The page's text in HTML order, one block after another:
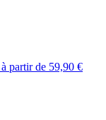
à partir de 59,90 €